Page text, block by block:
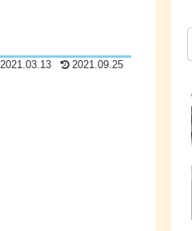
2021.03.13 2021.09.25